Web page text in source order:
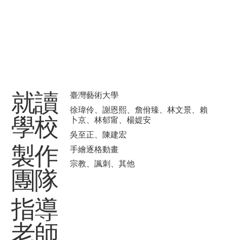
​就讀
學校
製作
團隊
指導
老師
臺灣藝術大學
徐瑋伶、謝恩熙、詹佾臻、林文景、賴
卜京、林郁甯、楊媞安
吳至正、陳建宏
手繪逐格動畫
宗教、諷刺、其他